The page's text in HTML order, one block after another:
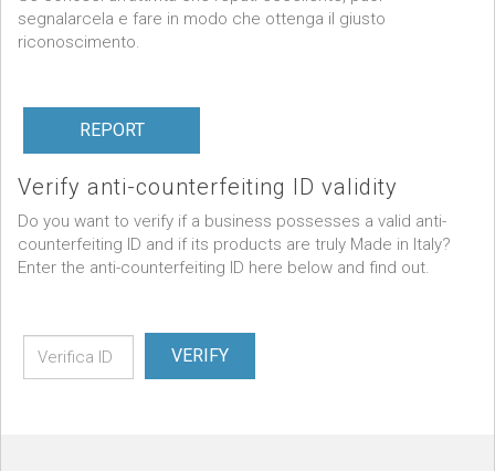
segnalarcela e fare in modo che ottenga il giusto
riconoscimento.
REPORT
Verify anti-counterfeiting ID validity
Do you want to verify if a business possesses a valid anti-
counterfeiting ID and if its products are truly Made in Italy?
Enter the anti-counterfeiting ID here below and find out.
VERIFY